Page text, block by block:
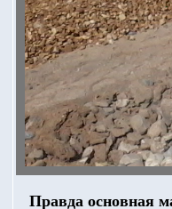
Правда основная